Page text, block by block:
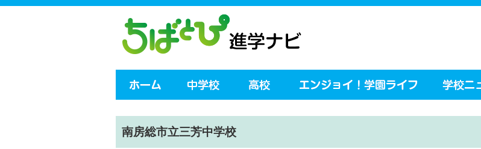
南房総市立三芳中学校